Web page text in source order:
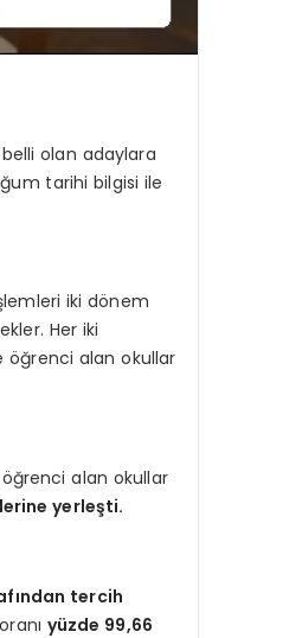
olan adaylara
tarihi bilgisi ile
iki dönem
Her iki
öğrenci alan okullar
alan okullar
yerleşti.
tercih
yüzde 99,66